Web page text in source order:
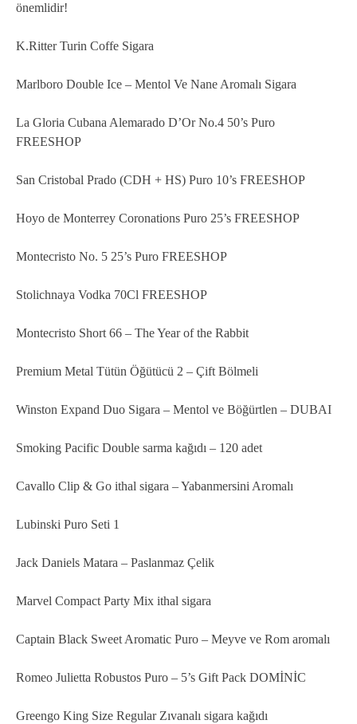
önemlidir!
K.Ritter Turin Coffe Sigara
Marlboro Double Ice – Mentol Ve Nane Aromalı Sigara
La Gloria Cubana Alemarado D’Or No.4 50’s Puro
FREESHOP
San Cristobal Prado (CDH + HS) Puro 10’s FREESHOP
Hoyo de Monterrey Coronations Puro 25’s FREESHOP
Montecristo No. 5 25’s Puro FREESHOP
Stolichnaya Vodka 70Cl FREESHOP
Montecristo Short 66 – The Year of the Rabbit
Premium Metal Tütün Öğütücü 2 – Çift Bölmeli
Winston Expand Duo Sigara – Mentol ve Böğürtlen – DUBAI
Smoking Pacific Double sarma kağıdı – 120 adet
Cavallo Clip & Go ithal sigara – Yabanmersini Aromalı
Lubinski Puro Seti 1
Jack Daniels Matara – Paslanmaz Çelik
Marvel Compact Party Mix ithal sigara
Captain Black Sweet Aromatic Puro – Meyve ve Rom aromalı
Romeo Julietta Robustos Puro – 5’s Gift Pack DOMİNİC
Greengo King Size Regular Zıvanalı sigara kağıdı